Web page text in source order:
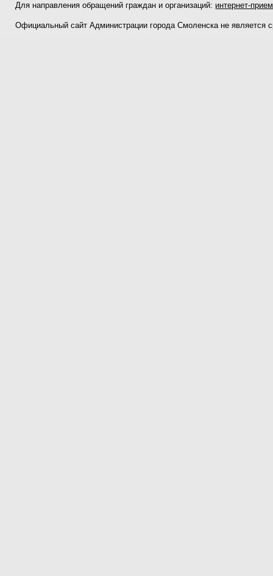
Для направления обращений граждан и организаций: интернет-
Официальный сайт Администрации города Смоленска не является